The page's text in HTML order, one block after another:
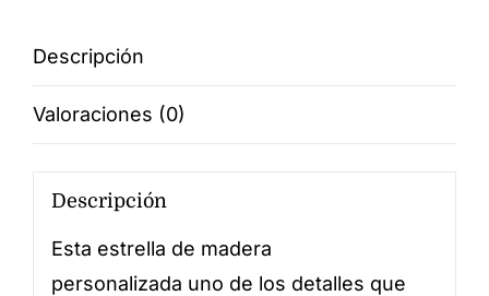
Navidad
Descripción
Valoraciones (0)
Descripción
Esta estrella de madera
personalizada uno de los detalles que